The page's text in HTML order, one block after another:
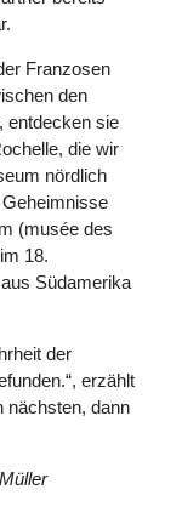
Franzosen
den
entdecken sie
die wir
nördlich
(musée des
18.
Südamerika
der
erzählt
nächsten, dann